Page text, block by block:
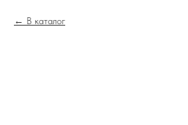
В каталог